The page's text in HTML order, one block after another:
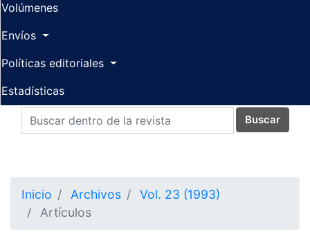
Volúmenes
Envíos
Políticas editoriales
Estadísticas
Buscar
Inicio Archivos
Vol. 23 (1993)
Artículos